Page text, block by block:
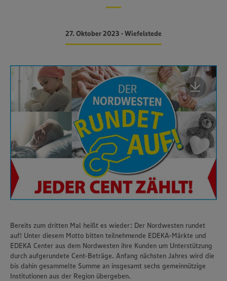
27. Oktober 2023 • Wiefelstede
Bereits zum dritten Mal heißt es wieder: Der Nordwesten rundet
auf! Unter diesem Motto bitten teilnehmende EDEKA-Märkte und
EDEKA Center aus dem Nordwesten ihre Kunden um Unterstützung
durch aufgerundete Cent-Beträge. Anfang nächsten Jahres wird die
bis dahin gesammelte Summe an insgesamt sechs gemeinnützige
Institutionen aus der Region übergeben.